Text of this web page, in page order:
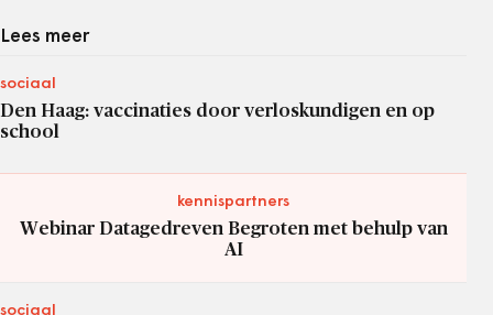
Lees meer
sociaal
Den Haag: vaccinaties door verloskundigen en op
school
kennispartners
Webinar Datagedreven Begroten met behulp van
AI
sociaal